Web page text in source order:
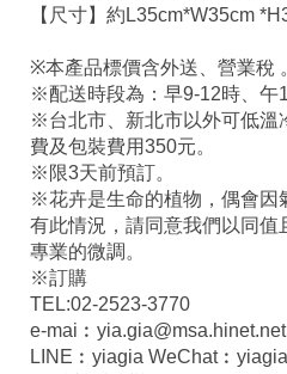
【尺寸】約L35cm*W35cm
※本產品標價含外送、營業稅
※配送時段為：早9-12時、午
※台北市、新北市以外可低溫
費及包裝費用350元。
※限3天前預訂。
※花卉是生命的植物，偶會因
有此情況，請同意我們以同值
專業的微調。
※訂購
TEL:02-2523-3770
e-mai︰yia.gia@msa.hinet.net
LINE︰yiagia WeChat︰yiagia